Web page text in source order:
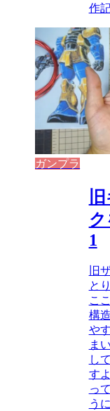
作
ガンプラ
1
旧
と
こ
構
や
ま
し
す
っ
う